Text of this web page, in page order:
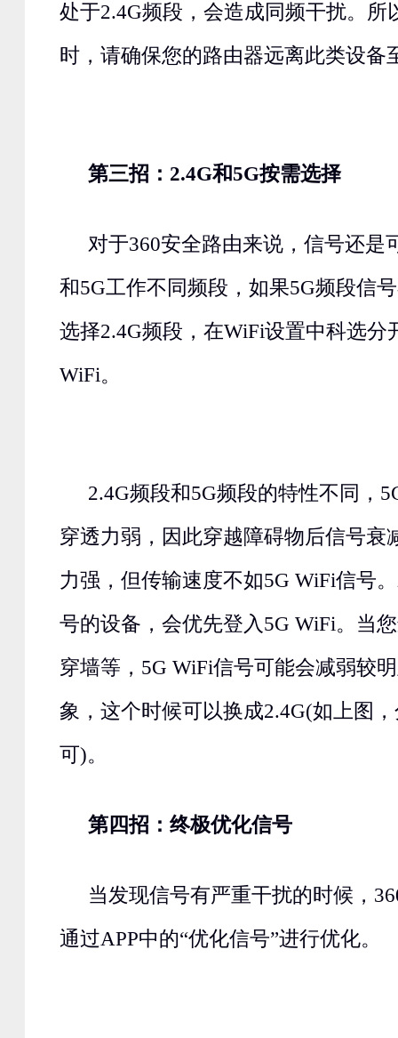
处于2.4G频段，会造成同频干扰。所
时，请确保您的路由器远离此类设备
第三招：2.4G和5G按需选择
对于360安全路由来说，信号还是
和5G工作不同频段，如果5G频段信
选择2.4G频段，在WiFi设置中科选分
WiFi。
2.4G频段和5G频段的特性不同，
穿透力弱，因此穿越障碍物后信号衰
力强，但传输速度不如5G WiFi信号
号的设备，会优先登入5G WiFi。当
穿墙等，5G WiFi信号可能会减弱较
象，这个时候可以换成2.4G(如上图
可)。
第四招：终极优化信号
当发现信号有严重干扰的时候，
通过APP中的“优化信号”进行优化。